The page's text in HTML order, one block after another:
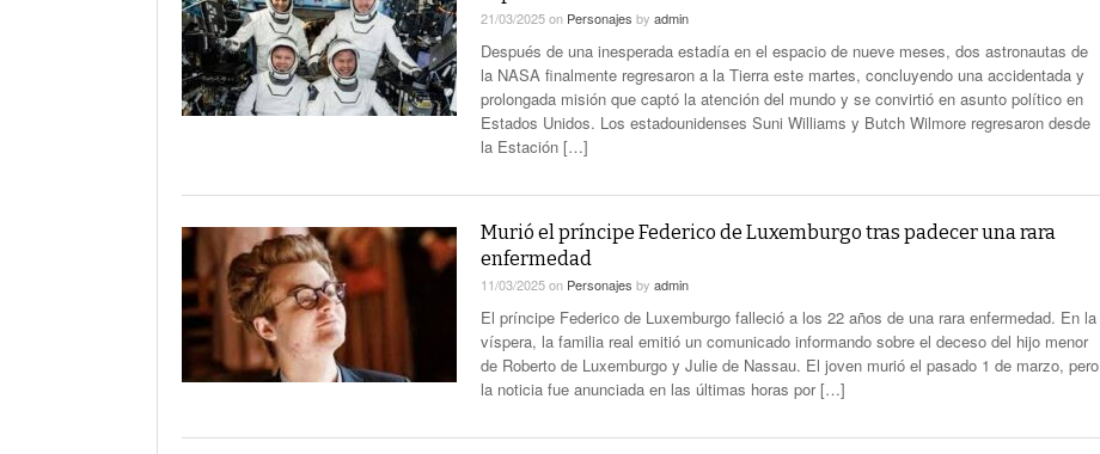
21/03/2025on Personajes by admin
Después de una inesperada estadía en el espacio de nueve meses, dos astronautas de
la NASA finalmente regresaron a la Tierra este martes, concluyendo una accidentada y
prolongada misión que captó la atención del mundo y se convirtió en asunto político en
Estados Unidos. Los estadounidenses Suni Williams y Butch Wilmore regresaron desde
la Estación […]
Murió el príncipe Federico de Luxemburgo tras padecer una rara
enfermedad
11/03/2025on Personajes by admin
El príncipe Federico de Luxemburgo falleció a los 22 años de una rara enfermedad. En la
víspera, la familia real emitió un comunicado informando sobre el deceso del hijo menor
de Roberto de Luxemburgo y Julie de Nassau. El joven murió el pasado 1 de marzo, pero
la noticia fue anunciada en las últimas horas por […]